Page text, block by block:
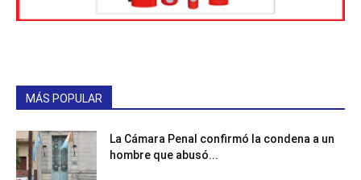
MÁS POPULAR
La Cámara Penal confirmó la condena a un
hombre que abusó...